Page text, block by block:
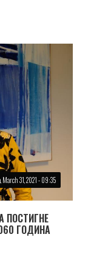
March 31, 2021 - 09:35
ПОСТИГНЕ
ГОДИНА